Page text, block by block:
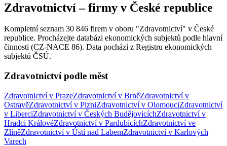
Zdravotnictví– firmy v České republice
Kompletní seznam 30 846 firem v oboru "Zdravotnictví" v České
republice. Procházejte databázi ekonomických subjektů podle hlavní
činnosti (CZ-NACE 86). Data pochází z Registru ekonomických
subjektů ČSÚ.
Zdravotnictvípodle měst
Zdravotnictví v PrazeZdravotnictví v BrněZdravotnictví v
OstravěZdravotnictví v PlzniZdravotnictví v OlomouciZdravotnictví
v LiberciZdravotnictví v Českých BudějovicíchZdravotnictví v
Hradci KrálovéZdravotnictví v PardubicíchZdravotnictví ve
ZlíněZdravotnictví v Ústí nad LabemZdravotnictví v Karlových
Varech